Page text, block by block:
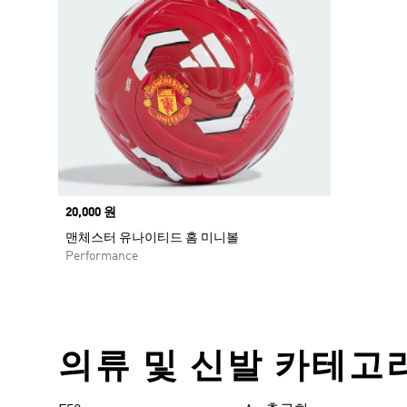
Price
20,000 원
맨체스터 유나이티드 홈 미니볼
Performance
의류 및 신발 카테고